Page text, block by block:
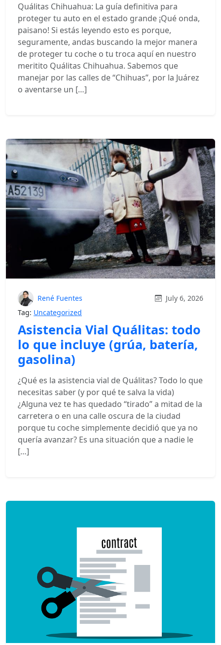
Quálitas Chihuahua: La guía definitiva para
proteger tu auto en el estado grande ¡Qué onda,
paisano! Si estás leyendo esto es porque,
seguramente, andas buscando la mejor manera
de proteger tu coche o tu troca aquí en nuestro
meritito Quálitas Chihuahua. Sabemos que
manejar por las calles de “Chihuas”, por la Juárez
o aventarse un […]
René Fuentes
July 6, 2026
Tag: Uncategorized
Asistencia Vial Quálitas: todo
lo que incluye (grúa, batería,
gasolina)
¿Qué es la asistencia vial de Quálitas? Todo lo que
necesitas saber (y por qué te salva la vida)
¿Alguna vez te has quedado “tirado” a mitad de la
carretera o en una calle oscura de la ciudad
porque tu coche simplemente decidió que ya no
quería avanzar? Es una situación que a nadie le
[…]